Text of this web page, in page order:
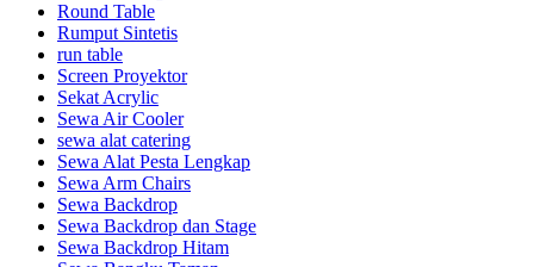
Round Table
Rumput Sintetis
run table
Screen Proyektor
Sekat Acrylic
Sewa Air Cooler
sewa alat catering
Sewa Alat Pesta Lengkap
Sewa Arm Chairs
Sewa Backdrop
Sewa Backdrop dan Stage
Sewa Backdrop Hitam